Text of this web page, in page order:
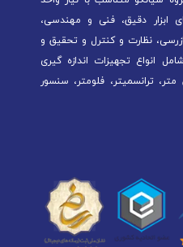
ابزار دقیق، فنی و مهندسی،
نظارت و کنترل و تحقیق و
انواع تجهیزات اندازه گیری
ترانسمیتر، فلومتر، سنسور